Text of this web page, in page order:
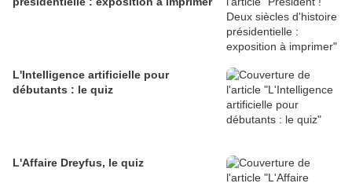
L'Intelligence artificielle pour
débutants : le quiz
L'Affaire Dreyfus, le quiz